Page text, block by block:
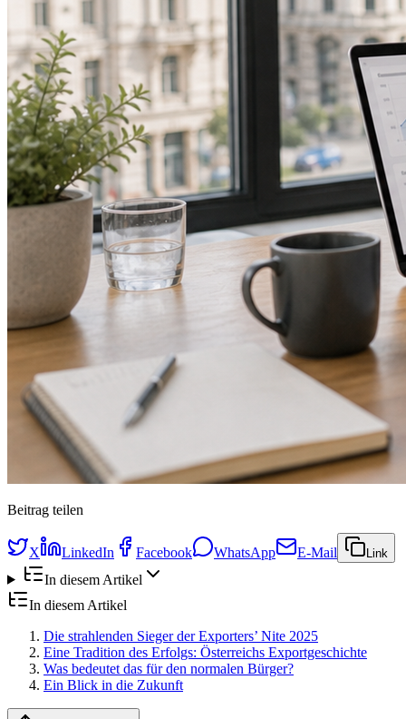
Beitrag teilen
X LinkedIn Facebook WhatsApp E-Mail Link
In diesem Artikel
In diesem Artikel
Die strahlenden Sieger der Exporters’ Nite 2025
Eine Tradition des Erfolgs: Österreichs Exportgeschichte
Was bedeutet das für den normalen Bürger?
Ein Blick in die Zukunft